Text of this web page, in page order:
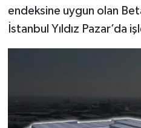
endeksine uygun olan
İstanbul Yıldız Pazar’da